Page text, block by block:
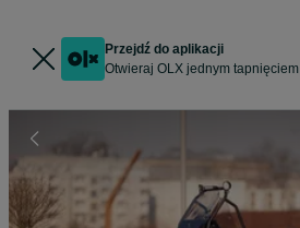
Przejdź do aplikacji
Otwieraj OLX jednym tapnięciem